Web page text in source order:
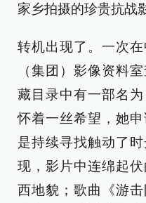
家乡拍摄的珍贵抗战
转机出现了。一次
（集团）影像资料
藏目录中有一部名
怀着一丝希望，她
是持续寻找触动了
现，影片中连绵起
西地貌；歌曲《游